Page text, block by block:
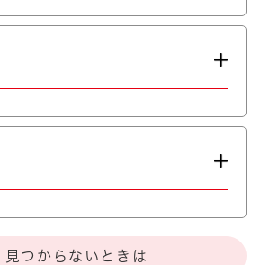
見つからないときは